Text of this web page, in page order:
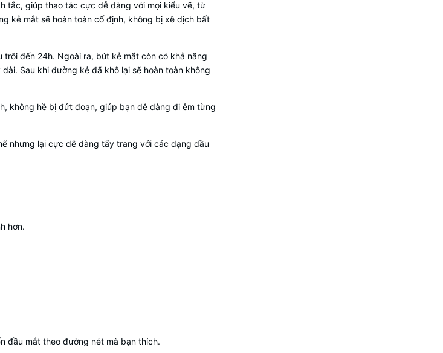
tắc, giúp thao tác cực dễ dàng với mọi kiểu vẽ, từ
kẻ mắt sẽ hoàn toàn cố định, không bị xê dịch bất
đến 24h. Ngoài ra, bút kẻ mắt còn có khả năng
Sau khi đường kẻ đã khô lại sẽ hoàn toàn không
không hề bị đứt đoạn, giúp bạn dễ dàng đi êm từng
nhưng lại cực dễ dàng tẩy trang với các dạng dầu
hơn.
đầu mắt theo đường nét mà bạn thích.